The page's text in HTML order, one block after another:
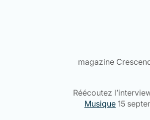
magazine
Réécoutez
Musique15